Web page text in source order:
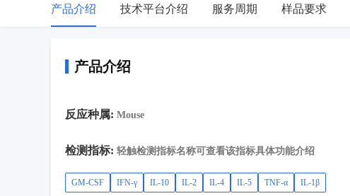
产品介绍 技术平台介绍 服务周期 样品要求
产品介绍
反应种属: Mouse
检测指标: 轻触检测指标名称可查看该指标具体功能介绍
GM-CSF IFN-γ IL-10 IL-2 IL-4 IL-5 TNF-α IL-1β